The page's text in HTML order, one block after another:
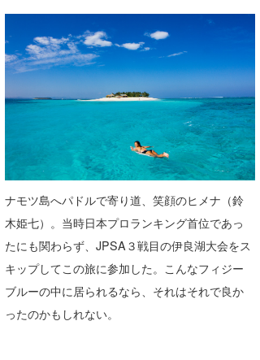
ナモツ島へパドルで寄り道、笑顔のヒメナ（鈴
木姫七）。当時日本プロランキング首位であっ
たにも関わらず、JPSA３戦目の伊良湖大会をス
キップしてこの旅に参加した。こんなフィジー
ブルーの中に居られるなら、それはそれで良か
ったのかもしれない。
ライター/寄稿メディア
Core Surf Japan
Naoya Kimoto
mitsuteru Kamio
Yasunari Inoue
Yoshiyuki Obata
メディア
SURFMEDIA
Colors MAGAZINE
WAVAL
波伝説アンバサダー/プロライダー
福島寿実子
中浦“JET”章
波伝説スタッフ
☆加藤
波伝説